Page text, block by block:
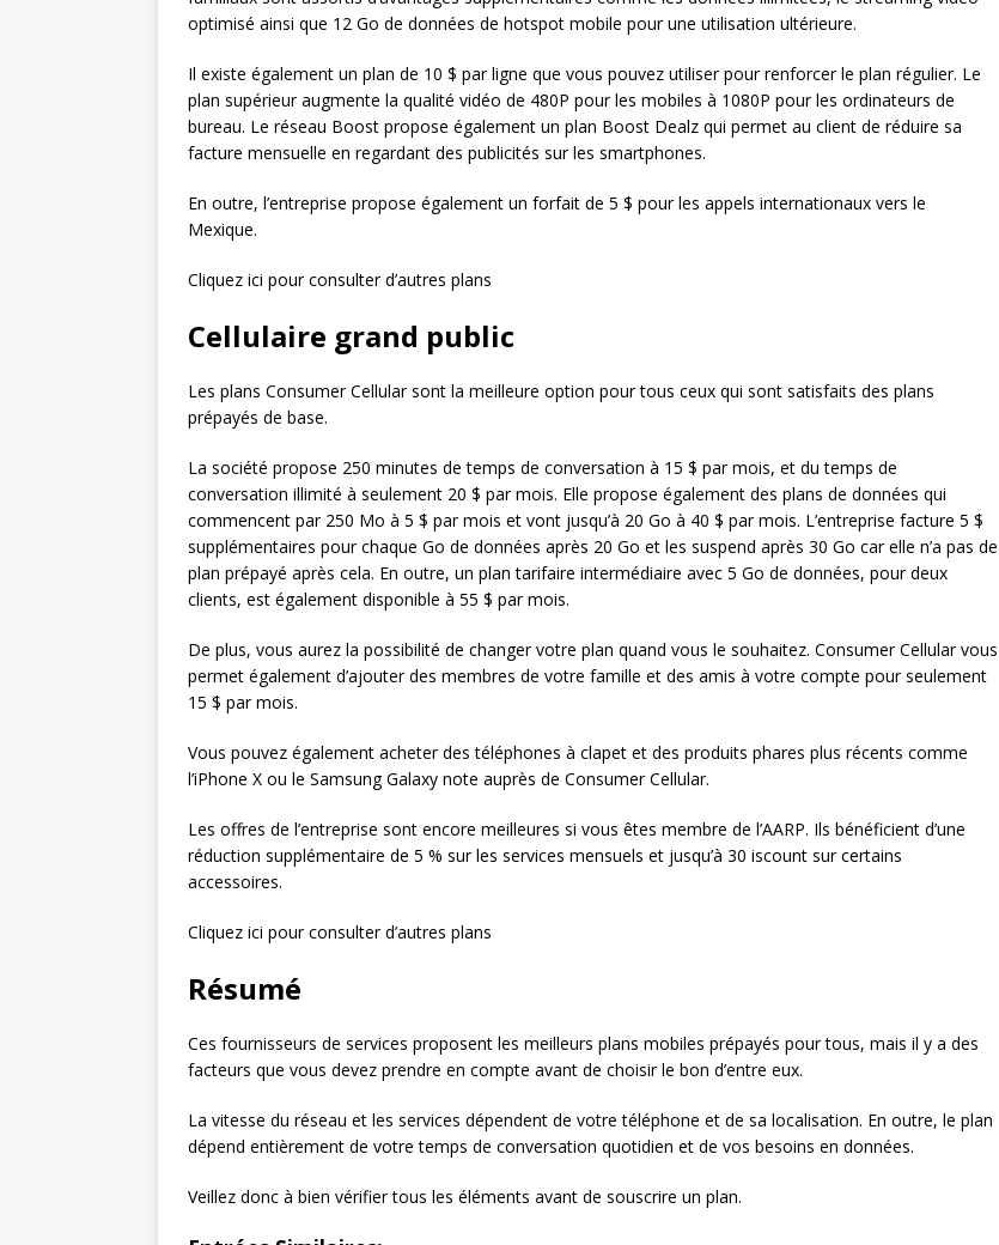
optimisé ainsi que 12 Go de données de hotspot mobile pour une utilisation ultérieure.
Il existe également un plan de 10 $ par ligne que vous pouvez utiliser pour renforcer le plan régulier. Le
plan supérieur augmente la qualité vidéo de 480P pour les mobiles à 1080P pour les ordinateurs de
bureau. Le réseau Boost propose également un plan Boost Dealz qui permet au client de réduire sa
facture mensuelle en regardant des publicités sur les smartphones.
En outre, l’entreprise propose également un forfait de 5 $ pour les appels internationaux vers le
Mexique.
Cliquez ici pour consulter d’autres plans
Cellulaire grand public
Les plans Consumer Cellular sont la meilleure option pour tous ceux qui sont satisfaits des plans
prépayés de base.
La société propose 250 minutes de temps de conversation à 15 $ par mois, et du temps de
conversation illimité à seulement 20 $ par mois. Elle propose également des plans de données qui
commencent par 250 Mo à 5 $ par mois et vont jusqu’à 20 Go à 40 $ par mois. L’entreprise facture 5 $
supplémentaires pour chaque Go de données après 20 Go et les suspend après 30 Go car elle n’a pas de
plan prépayé après cela. En outre, un plan tarifaire intermédiaire avec 5 Go de données, pour deux
clients, est également disponible à 55 $ par mois.
De plus, vous aurez la possibilité de changer votre plan quand vous le souhaitez. Consumer Cellular vous
permet également d’ajouter des membres de votre famille et des amis à votre compte pour seulement
15 $ par mois.
Vous pouvez également acheter des téléphones à clapet et des produits phares plus récents comme
l’iPhone X ou le Samsung Galaxy note auprès de Consumer Cellular.
Les offres de l’entreprise sont encore meilleures si vous êtes membre de l’AARP. Ils bénéficient d’une
réduction supplémentaire de 5 % sur les services mensuels et jusqu’à 30 iscount sur certains
accessoires.
Cliquez ici pour consulter d’autres plans
Résumé
Ces fournisseurs de services proposent les meilleurs plans mobiles prépayés pour tous, mais il y a des
facteurs que vous devez prendre en compte avant de choisir le bon d’entre eux.
La vitesse du réseau et les services dépendent de votre téléphone et de sa localisation. En outre, le plan
dépend entièrement de votre temps de conversation quotidien et de vos besoins en données.
Veillez donc à bien vérifier tous les éléments avant de souscrire un plan.